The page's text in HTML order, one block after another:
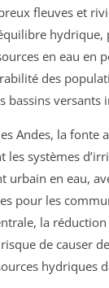
fleuves et
hydrique,
en eau en
des
bassins versants
Andes, la fonte
les systèmes
urbain en eau,
pour les
la
de causer
hydriques